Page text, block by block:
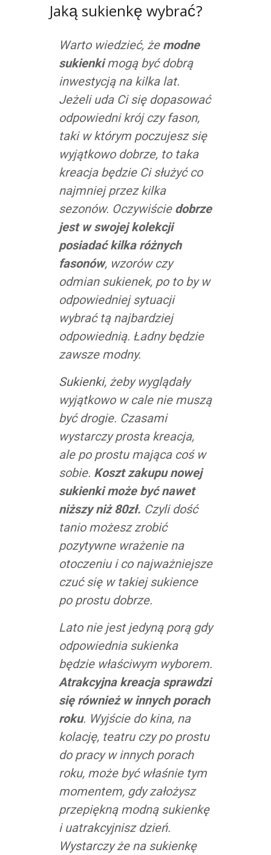
Jaką sukienkę wybrać?
Warto wiedzieć, że modne
sukienkimogą być dobrą
inwestycją na kilka lat.
Jeżeli uda Ci się dopasować
odpowiedni krój czy fason,
taki w którym poczujesz się
wyjątkowo dobrze, to taka
kreacja będzie Ci służyć co
najmniej przez kilka
sezonów. Oczywiście dobrze
jest w swojej kolekcji
posiadać kilka różnych
fasonów, wzorów czy
odmian sukienek, po to by w
odpowiedniej sytuacji
wybrać tą najbardziej
odpowiednią. Ładny będzie
zawsze modny.
Sukienki, żeby wyglądały
wyjątkowo w cale nie muszą
być drogie. Czasami
wystarczy prosta kreacja,
ale po prostu mająca coś w
sobie. Koszt zakupu nowej
sukienki może być nawet
niższy niż 80zł. Czyli dość
tanio możesz zrobić
pozytywne wrażenie na
otoczeniu i co najważniejsze
czuć się w takiej sukience
po prostu dobrze.
Lato nie jest jedyną porą gdy
odpowiednia sukienka
będzie właściwym wyborem.
Atrakcyjna kreacja sprawdzi
się również w innych porach
roku. Wyjście do kina, na
kolację, teatru czy po prostu
do pracy w innych porach
roku, może być właśnie tym
momentem, gdy założysz
przepiękną modną sukienkę
i uatrakcyjnisz dzień.
Wystarczy że na sukienkę